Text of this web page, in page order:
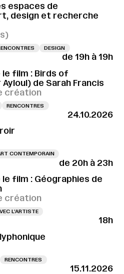
espaces de
design et recherche
DESIGN
de 19h à 19h
film : Birds of
de Sarah Francis
création
RENCONTRES
24.10.2026
CONTEMPORAIN
de 20h à 23h
film : Géographies de
création
L’ARTISTE
18h
RENCONTRES
15.11.2026